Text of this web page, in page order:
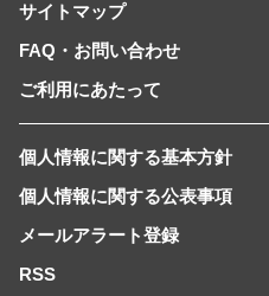
サイトマップ
FAQ・お問い合わせ
ご利用にあたって
個人情報に関する基本方針
個人情報に関する公表事項
メールアラート登録
RSS